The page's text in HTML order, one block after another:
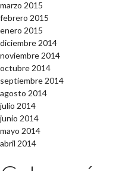
marzo 2015
febrero 2015
enero 2015
diciembre 2014
noviembre 2014
octubre 2014
septiembre 2014
agosto 2014
julio 2014
junio 2014
mayo 2014
abril 2014